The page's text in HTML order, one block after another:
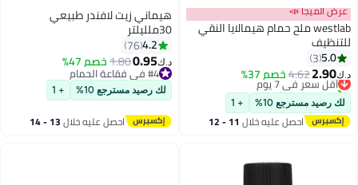
عرض الميجا 📣
westlab ملح حمام هيمالايا النقي
للتنظيف
5.0
3
د.ك‏2.90
4.62خصم 37%أقل سعر في 7 يوم
تم بيع +10 مؤخرًا
أقل سعر في 7 يوم
لك رصيد مسترجع 10% + 1
احصل عليه خلال 11 - 12
هيماني زيت لافندر طبيعي
30ملليلتر
4.2
76
د.ك‏0.95
1.80خصم 47%
#4 في فقاعة الحمام
#4 في فقاعة الحمام
لك رصيد مسترجع 10% + 1
احصل عليه خلال 13 - 14